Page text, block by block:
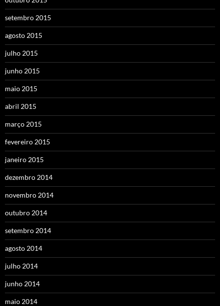
setembro 2015
agosto 2015
julho 2015
junho 2015
maio 2015
abril 2015
março 2015
fevereiro 2015
janeiro 2015
dezembro 2014
novembro 2014
outubro 2014
setembro 2014
agosto 2014
julho 2014
junho 2014
maio 2014